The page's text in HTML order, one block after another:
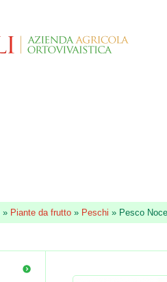
» Piante da frutto » Peschi » Pesco Noce